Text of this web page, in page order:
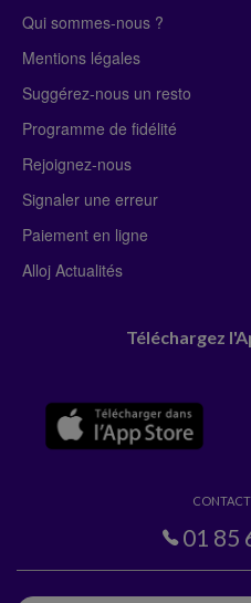
Qui sommes-nous ?
Mentions légales
Suggérez-nous un resto
Programme de fidélité
Rejoignez-nous
Signaler une erreur
Paiement en ligne
Alloj Actualités
Téléchargez
01 85